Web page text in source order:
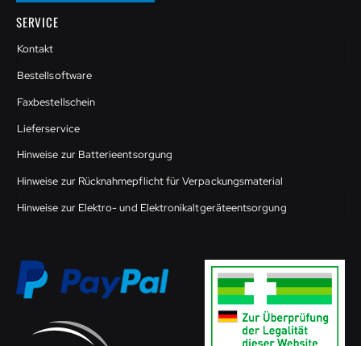
SERVICE
Kontakt
Bestellsoftware
Faxbestellschein
Lieferservice
Hinweise zur Batterieentsorgung
Hinweise zur Rücknahmepflicht für Verpackungsmaterial
Hinweise zur Elektro- und Elektronikaltgeräteentsorgung